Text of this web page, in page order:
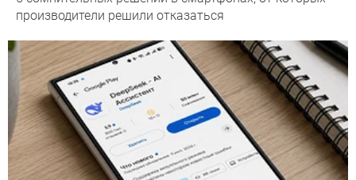
производители решили отказаться